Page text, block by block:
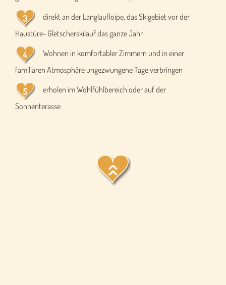
direkt an der Langlaufloipe, das Skigebiet vor der
Haustüre- Gletscherskilauf das ganze Jahr
Wohnen in komfortabler Zimmern und in einer
familiären Atmosphäre ungezwungene Tage verbringen
erholen im Wohlfühlbereich oder auf der
Sonnenterasse